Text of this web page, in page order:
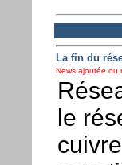
La fin du
News ajoutée ou
le